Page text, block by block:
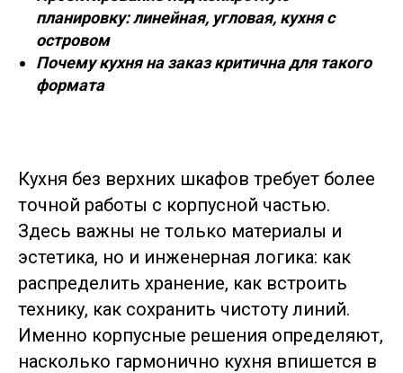
планировку: линейная, угловая, кухня с
островом
Почему кухня на заказ критична для такого
формата
Кухня без верхних шкафов требует более
точной работы с корпусной частью.
Здесь важны не только материалы и
эстетика, но и инженерная логика: как
распределить хранение, как встроить
технику, как сохранить чистоту линий.
Именно корпусные решения определяют,
насколько гармонично кухня впишется в